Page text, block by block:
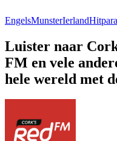
EngelsMunsterIerland
Luister naar
FM en vele
hele wereld met